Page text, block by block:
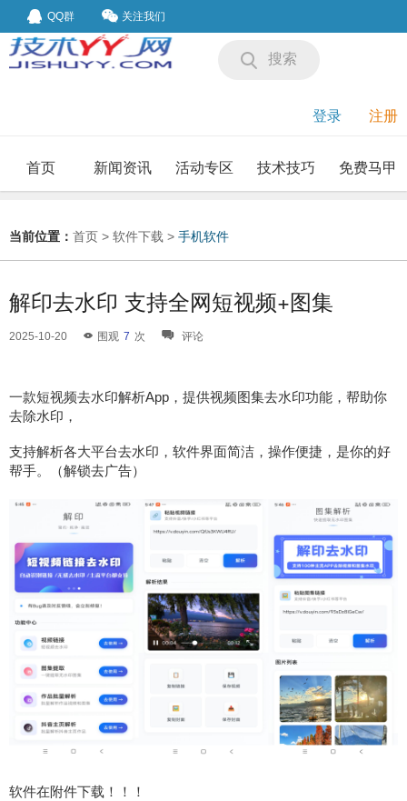
QQ群 关注我们
搜索
登录 注册
首页 新闻资讯 活动专区 技术技巧 免费马甲
当前位置： 首页 > 软件下载 > 手机软件
解印去水印 支持全网短视频+图集
2025-10-20 围观 7 次 评论
一款短视频去水印解析App，提供视频图集去水印功能，帮助你
去除水印，
支持解析各大平台去水印，软件界面简洁，操作便捷，是你的好
帮手。（解锁去广告）
软件在附件下载！！！